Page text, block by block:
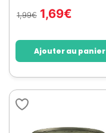
1,99€ 1,69€
Ajouter au panier